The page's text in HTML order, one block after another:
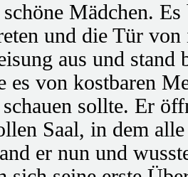
Mädchen.
und die Tür
aus und stand
es von kostbaren
sollte. Er
Saal, in dem
er nun und